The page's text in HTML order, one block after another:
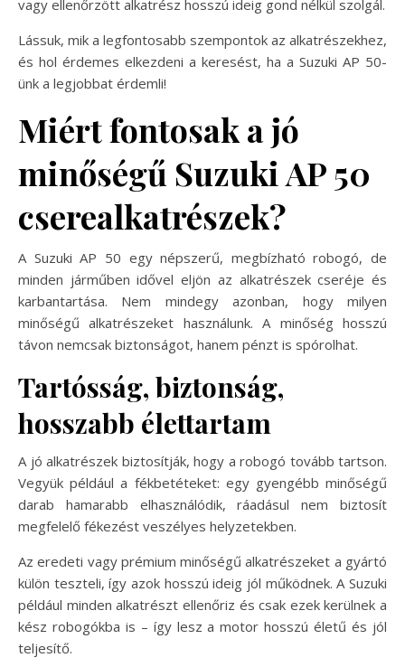
vagy ellenőrzött alkatrész hosszú ideig gond nélkül szolgál.
Lássuk, mik a legfontosabb szempontok az alkatrészekhez,
és hol érdemes elkezdeni a keresést, ha a Suzuki AP 50-
ünk a legjobbat érdemli!
Miért fontosak a jó
minőségű Suzuki AP 50
cserealkatrészek?
A Suzuki AP 50 egy népszerű, megbízható robogó, de
minden járműben idővel eljön az alkatrészek cseréje és
karbantartása. Nem mindegy azonban, hogy milyen
minőségű alkatrészeket használunk. A minőség hosszú
távon nemcsak biztonságot, hanem pénzt is spórolhat.
Tartósság, biztonság,
hosszabb élettartam
A jó alkatrészek biztosítják, hogy a robogó tovább tartson.
Vegyük például a fékbetéteket: egy gyengébb minőségű
darab hamarabb elhasználódik, ráadásul nem biztosít
megfelelő fékezést veszélyes helyzetekben.
Az eredeti vagy prémium minőségű alkatrészeket a gyártó
külön teszteli, így azok hosszú ideig jól működnek. A Suzuki
például minden alkatrészt ellenőriz és csak ezek kerülnek a
kész robogókba is – így lesz a motor hosszú életű és jól
teljesítő.